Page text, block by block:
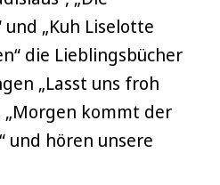
„Kuh Liselotte
die Lieblingsbücher
„Lasst uns froh
„Morgen kommt der
und hören unsere